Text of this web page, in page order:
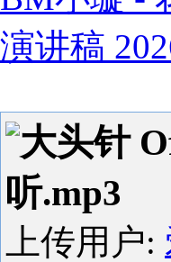
演讲稿
大头针
听.mp3
上传用户: